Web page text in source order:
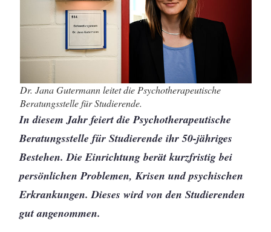
Dr. Jana Gutermann leitet die Psychotherapeutische
Beratungsstelle für Studierende.
In diesem Jahr feiert die Psychotherapeutische
Beratungsstelle für Studierende ihr 50-jähriges
Bestehen. Die Einrichtung berät kurzfristig bei
persönlichen Problemen, Krisen und psychischen
Erkrankungen. Dieses wird von den Studierenden
gut angenommen.